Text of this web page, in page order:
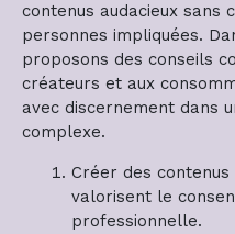
contenus audacieux
personnes impliquées.
proposons des conseils
créateurs et aux
avec discernement dans
complexe.
Créer des contenus
valorisent le
professionnelle.